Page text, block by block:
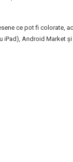
ce pot fi colorate,
iPad), Android Market
Bada Girls